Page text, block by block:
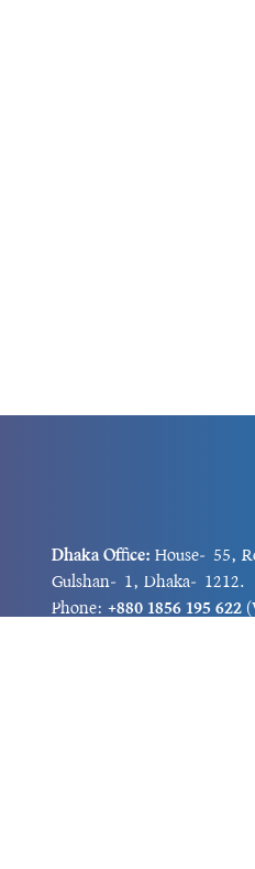
Dhaka Office: House-55,
Gulshan-1, Dhaka-1212.
Phone: +880 1856 195 622